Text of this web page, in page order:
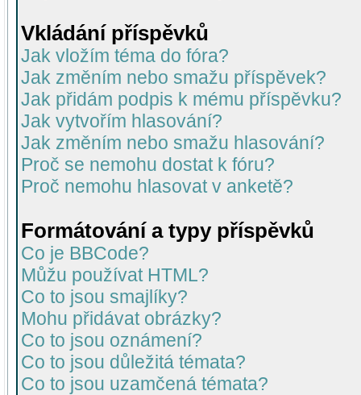
Vkládání příspěvků
Jak vložím téma do fóra?
Jak změním nebo smažu příspěvek?
Jak přidám podpis k mému příspěvku?
Jak vytvořím hlasování?
Jak změním nebo smažu hlasování?
Proč se nemohu dostat k fóru?
Proč nemohu hlasovat v anketě?
Formátování a typy příspěvků
Co je BBCode?
Můžu používat HTML?
Co to jsou smajlíky?
Mohu přidávat obrázky?
Co to jsou oznámení?
Co to jsou důležitá témata?
Co to jsou uzamčená témata?